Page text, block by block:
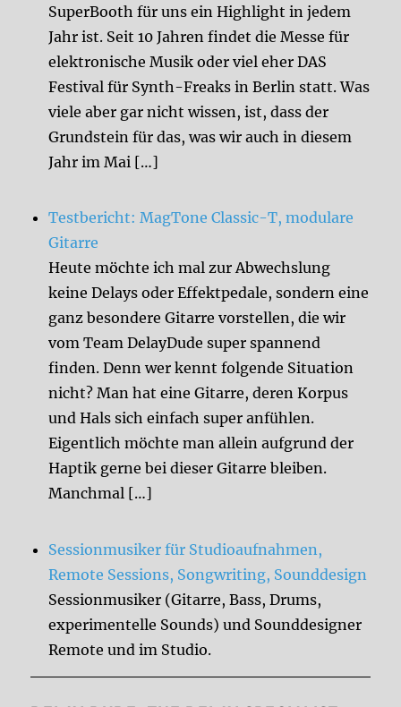
SuperBooth für uns ein Highlight in jedem
Jahr ist. Seit 10 Jahren findet die Messe für
elektronische Musik oder viel eher DAS
Festival für Synth-Freaks in Berlin statt. Was
viele aber gar nicht wissen, ist, dass der
Grundstein für das, was wir auch in diesem
Jahr im Mai […]
Testbericht: MagTone Classic-T, modulare
Gitarre
Heute möchte ich mal zur Abwechslung
keine Delays oder Effektpedale, sondern eine
ganz besondere Gitarre vorstellen, die wir
vom Team DelayDude super spannend
finden. Denn wer kennt folgende Situation
nicht? Man hat eine Gitarre, deren Korpus
und Hals sich einfach super anfühlen.
Eigentlich möchte man allein aufgrund der
Haptik gerne bei dieser Gitarre bleiben.
Manchmal […]
Sessionmusiker für Studioaufnahmen,
Remote Sessions, Songwriting, Sounddesign
Sessionmusiker (Gitarre, Bass, Drums,
experimentelle Sounds) und Sounddesigner
Remote und im Studio.